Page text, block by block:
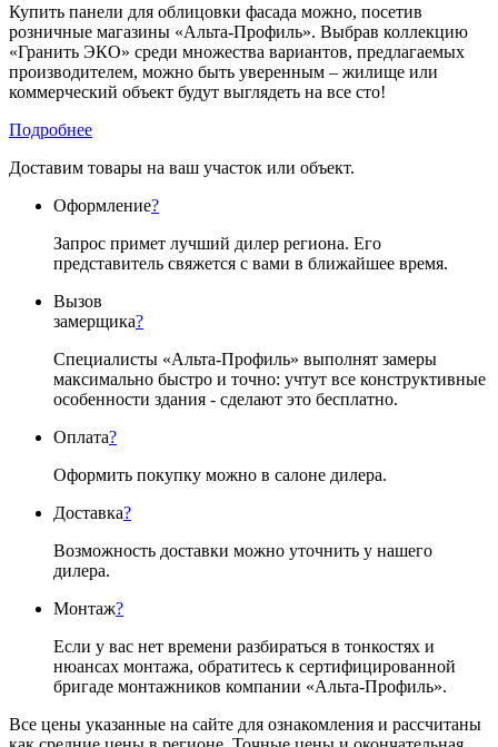
Купить панели для облицовки фасада можно, посетив
розничные магазины «Альта-Профиль». Выбрав коллекцию
«Гранить ЭКО» среди множества вариантов, предлагаемых
производителем, можно быть уверенным – жилище или
коммерческий объект будут выглядеть на все сто!
Подробнее
Доставим товары на ваш участок или объект.
Оформление?
Запрос примет лучший дилер региона. Его
представитель свяжется с вами в ближайшее время.
Вызов
замерщика?
Специалисты «Альта-Профиль» выполнят замеры
максимально быстро и точно: учтут все конструктивные
особенности здания - сделают это бесплатно.
Оплата?
Оформить покупку можно в салоне дилера.
Доставка?
Возможность доставки можно уточнить у нашего
дилера.
Монтаж?
Если у вас нет времени разбираться в тонкостях и
нюансах монтажа, обратитесь к сертифицированной
бригаде монтажников компании «Альта-Профиль».
Все цены указанные на сайте для ознакомления и рассчитаны